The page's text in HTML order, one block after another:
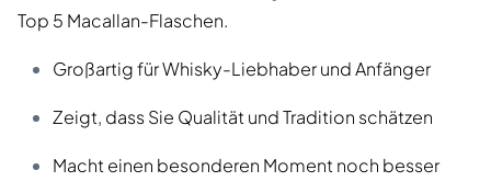
Top 5 Macallan-Flaschen.
Großartig für Whisky-Liebhaber und Anfänger
Zeigt, dass Sie Qualität und Tradition schätzen
Macht einen besonderen Moment noch besser